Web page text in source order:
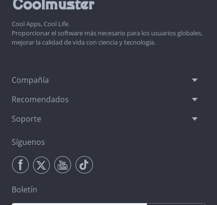
Cool Apps, Cool Life.
Proporcionar el software más necesario para los usuarios globales,
mejorar la calidad de vida con ciencia y tecnología.
Compañía
Recomendados
Soporte
Síguenos
Boletín